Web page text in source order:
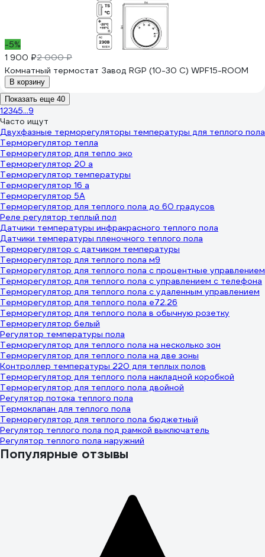
-5%
1 900 ₽2 000 ₽
Комнатный термостат Завод RGP (10-30 C) WPF15-ROOM
В корзину
Показать еще 40
12345...9
Часто ищут
Двухфазные терморегуляторы температуры для теплого пола
Терморегулятор тепла
Терморегулятор для тепло эко
Терморегулятор 20 а
Терморегулятор температуры
Терморегулятор 16 а
Терморегулятор 5А
Терморегулятор для теплого пола до 60 градусов
Реле регулятор теплый пол
Датчики температуры инфракрасного теплого пола
Датчики температуры пленочного теплого пола
Терморегулятор с датчиком температуры
Терморегулятор для теплого пола м9
Терморегулятор для теплого пола с процентные управлением
Терморегулятор для теплого пола с управлением с телефона
Терморегулятор для теплого пола с удаленным управлением
Терморегулятор для теплого пола е72.26
Терморегулятор для теплого пола в обычную розетку
Терморегулятор белый
Регулятор температуры пола
Терморегулятор для теплого пола на несколько зон
Терморегулятор для теплого пола на две зоны
Контроллер температуры 220 для теплых полов
Терморегулятор для теплого пола накладной коробкой
Терморегулятор для теплого пола двойной
Регулятор потока теплого пола
Термоклапан для теплого пола
Терморегулятор для теплого пола бюджетный
Регулятор теплого пола под рамкой выключатель
Регулятор теплого пола наружний
Популярные отзывы